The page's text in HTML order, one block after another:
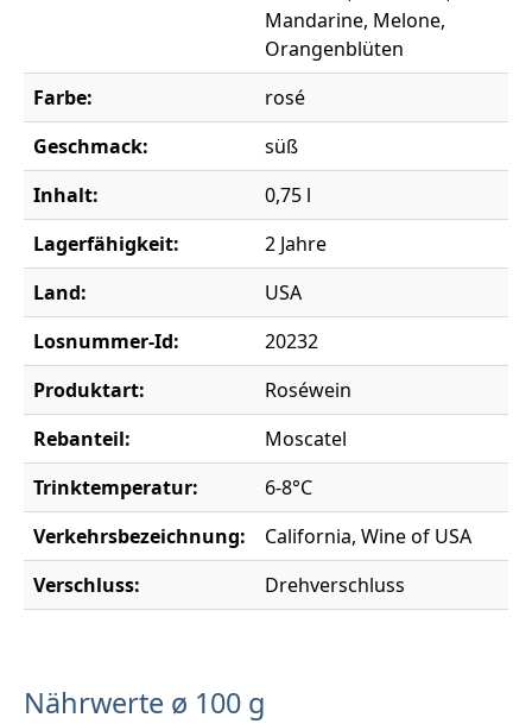
Mandarine, Melone,
Orangenblüten
Farbe:
rosé
Geschmack:
süß
Inhalt:
0,75 l
Lagerfähigkeit:
2 Jahre
Land:
USA
Losnummer-Id:
20232
Produktart:
Roséwein
Rebanteil:
Moscatel
Trinktemperatur:
6-8°C
Verkehrsbezeichnung:
California, Wine of USA
Verschluss:
Drehverschluss
Nährwerte ø 100 g